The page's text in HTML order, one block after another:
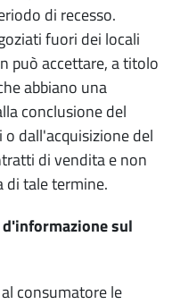
di recesso.
fuori dei locali
può accettare, a titolo
abbiano una
conclusione del
dall'acquisizione del
di vendita e non
di tale termine.
sul
consumatore le